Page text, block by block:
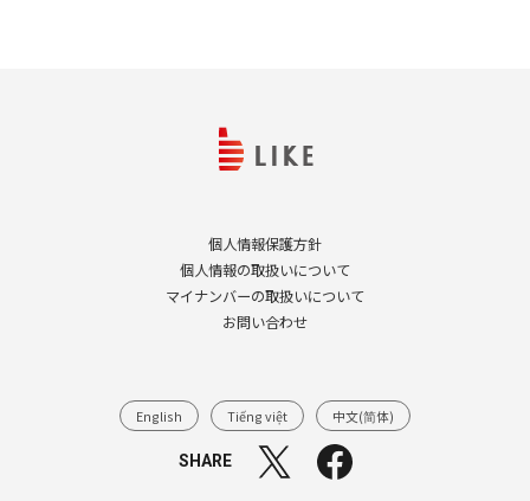
個人情報保護方針
個人情報の取扱いについて
マイナンバーの取扱いについて
お問い合わせ
English Tiếng việt 中文(简体)
SHARE